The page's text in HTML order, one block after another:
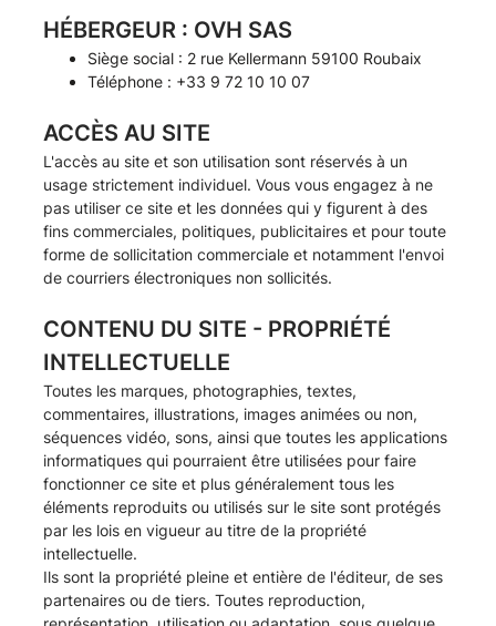
HÉBERGEUR : OVH SAS
Siège social : 2 rue Kellermann 59100 Roubaix
Téléphone : +33 9 72 10 10 07
ACCÈS AU SITE
L'accès au site et son utilisation sont réservés à un
usage strictement individuel. Vous vous engagez à ne
pas utiliser ce site et les données qui y figurent à des
fins commerciales, politiques, publicitaires et pour toute
forme de sollicitation commerciale et notamment l'envoi
de courriers électroniques non sollicités.
CONTENU DU SITE - PROPRIÉTÉ
INTELLECTUELLE
Toutes les marques, photographies, textes,
commentaires, illustrations, images animées ou non,
séquences vidéo, sons, ainsi que toutes les applications
informatiques qui pourraient être utilisées pour faire
fonctionner ce site et plus généralement tous les
éléments reproduits ou utilisés sur le site sont protégés
par les lois en vigueur au titre de la propriété
intellectuelle.
Ils sont la propriété pleine et entière de l'éditeur, de ses
partenaires ou de tiers. Toutes reproduction,